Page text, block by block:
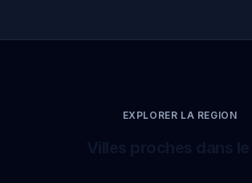
EXPLORER LA REGION